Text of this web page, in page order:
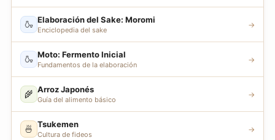
🍶 Elaboración del Sake: Moromi
Enciclopedia del sake
→
🍶 Moto: Fermento Inicial
Fundamentos de la elaboración
→
🌾 Arroz Japonés
Guía del alimento básico
→
🍜 Tsukemen
Cultura de fideos
→